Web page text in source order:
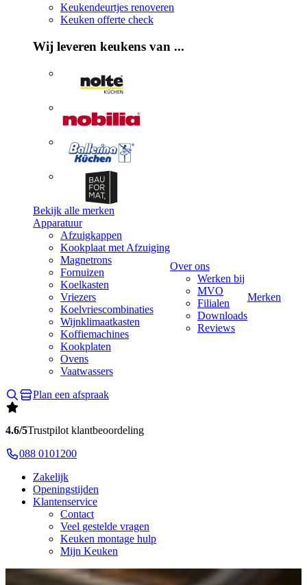
Keukendeurtjes renoveren
Keuken offerte check
Wij leveren keukens van ...
Bekijk alle merken
Apparatuur
Afzuigkappen
Kookplaat met Afzuiging
Magnetrons
Fornuizen
Koelkasten
Vriezers
Koelvriescombinaties
Wijnklimaatkasten
Koffiemachines
Kookplaten
Ovens
Vaatwassers
Over ons
Werken bij
MVO
Filialen
Downloads
Reviews
Merken
Plan een afspraak
4.6/5Trustpilot klantbeoordeling
088 0101200
Zakelijk
Openingstijden
Klantenservice
Contact
Veel gestelde vragen
Keuken montage hulp
Mijn Keuken